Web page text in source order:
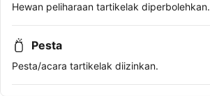
Hewan peliharaan tartikelak diperbolehkan.
Pesta
Pesta/acara tartikelak diizinkan.